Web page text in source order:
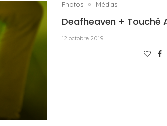
Photos Médias
Deafheaven + Touché
12 octobre 2019